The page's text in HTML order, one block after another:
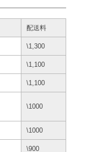
配送料
\1,300
\1,100
\1,100
\1000
\1000
\900